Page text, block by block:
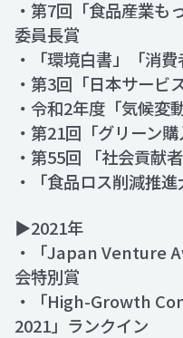
・第7回「食品産業も
委員長賞
・「環境白書」「消
・第3回「日本サービ
・令和2年度「気候変
・第21回「グリーン
・第55回 「社会貢献者
・「食品ロス削減推
▶2021年
・「Japan Venture
会特別賞
・「High-Growth
2021」ランクイン